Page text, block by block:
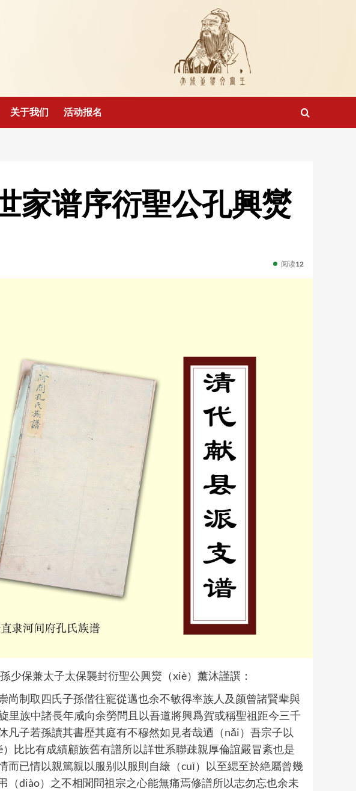
关于我们 活动报名
家谱序衍聖公孔興爕
阅读12
少保兼太子太保襲封衍聖公興爕（xiè）薰沐謹譔：
尚制取四氏子孫偕往寵從邁也余不敏得率族人及颜曾諸賢辈與
里族中諸長年咸向余勞問且以吾道將興爲賀或稱聖祖距今三千
凡子若孫讀其書歴其庭有不穆然如見者哉迺（nǎi）吾宗子以
比比有成績顧族舊有譜所以詳世系聯疎親厚倫誼嚴冒紊也是
而已情以親篤親以服别以服則自縗（cuī）以至緦至於絶屬曾幾
（diào）之不相聞問祖宗之心能無痛焉修譜所以志勿忘也余未